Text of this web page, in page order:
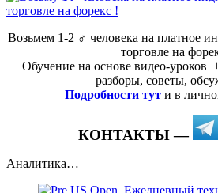
Возьмем 1-2 ‍♂️ человека на платное
торговле на
Обучение на основе видео-уроков
разборы, советы,
Подробности тут и в
КОНТАКТЫ —
Аналитика…